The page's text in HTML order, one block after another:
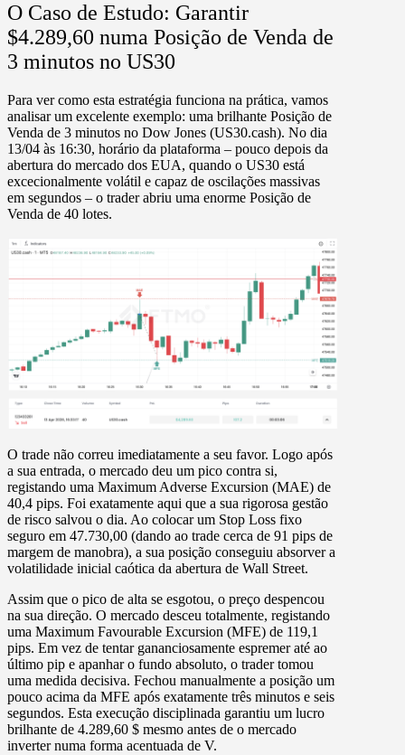
O Caso de Estudo: Garantir
$4.289,60 numa Posição de Venda de
3 minutos no US30
Para ver como esta estratégia funciona na prática, vamos
analisar um excelente exemplo: uma brilhante Posição de
Venda de 3 minutos no Dow Jones (US30.cash). No dia
13/04 às 16:30, horário da plataforma – pouco depois da
abertura do mercado dos EUA, quando o US30 está
excecionalmente volátil e capaz de oscilações massivas
em segundos – o trader abriu uma enorme Posição de
Venda de 40 lotes.
O trade não correu imediatamente a seu favor. Logo após
a sua entrada, o mercado deu um pico contra si,
registando uma Maximum Adverse Excursion (MAE) de
40,4 pips. Foi exatamente aqui que a sua rigorosa gestão
de risco salvou o dia. Ao colocar um Stop Loss fixo
seguro em 47.730,00 (dando ao trade cerca de 91 pips de
margem de manobra), a sua posição conseguiu absorver a
volatilidade inicial caótica da abertura de Wall Street.
Assim que o pico de alta se esgotou, o preço despencou
na sua direção. O mercado desceu totalmente, registando
uma Maximum Favourable Excursion (MFE) de 119,1
pips. Em vez de tentar gananciosamente espremer até ao
último pip e apanhar o fundo absoluto, o trader tomou
uma medida decisiva. Fechou manualmente a posição um
pouco acima da MFE após exatamente três minutos e seis
segundos. Esta execução disciplinada garantiu um lucro
brilhante de 4.289,60 $ mesmo antes de o mercado
inverter numa forma acentuada de V.